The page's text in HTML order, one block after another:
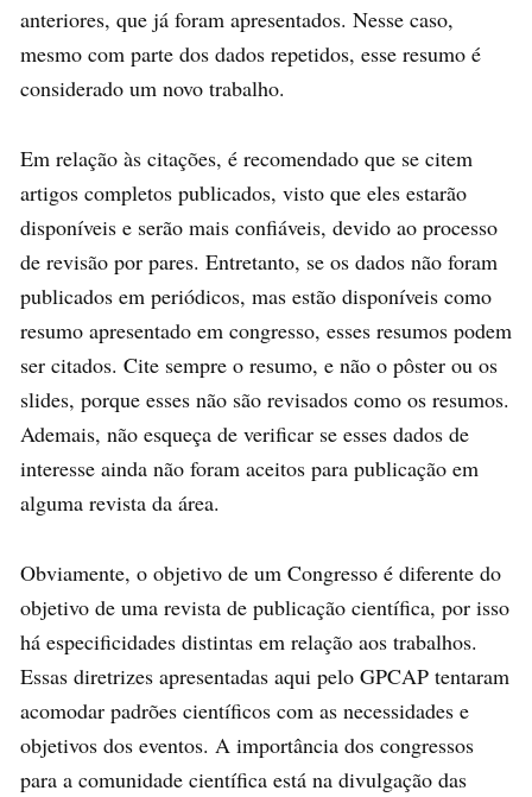
anteriores, que já foram apresentados. Nesse caso,
mesmo com parte dos dados repetidos, esse resumo é
considerado um novo trabalho.
Em relação às citações, é recomendado que se citem
artigos completos publicados, visto que eles estarão
disponíveis e serão mais confiáveis, devido ao processo
de revisão por pares. Entretanto, se os dados não foram
publicados em periódicos, mas estão disponíveis como
resumo apresentado em congresso, esses resumos podem
ser citados. Cite sempre o resumo, e não o pôster ou os
slides, porque esses não são revisados como os resumos.
Ademais, não esqueça de verificar se esses dados de
interesse ainda não foram aceitos para publicação em
alguma revista da área.
Obviamente, o objetivo de um Congresso é diferente do
objetivo de uma revista de publicação científica, por isso
há especificidades distintas em relação aos trabalhos.
Essas diretrizes apresentadas aqui pelo GPCAP tentaram
acomodar padrões científicos com as necessidades e
objetivos dos eventos. A importância dos congressos
para a comunidade científica está na divulgação das